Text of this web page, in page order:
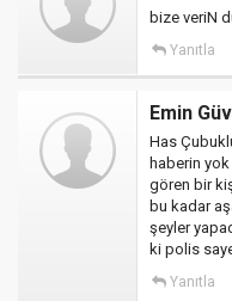
bize veriN
Yanıtla
Emin
Has
haberin
gören bir
bu kadar
şeyler
ki polis
Yanıtla